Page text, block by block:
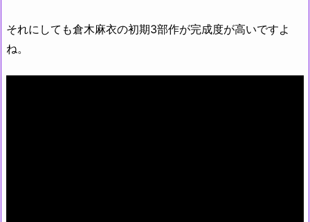
それにしても倉木麻衣の初期3部作が完成度が高いですよ
ね。